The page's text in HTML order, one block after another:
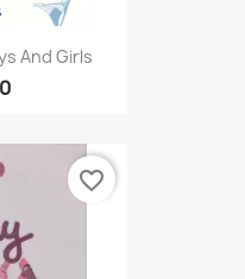
And Girls
favorite_border